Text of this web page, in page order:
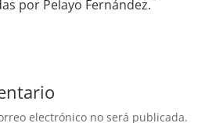
por Pelayo Fernández.
electrónico no será publicada.